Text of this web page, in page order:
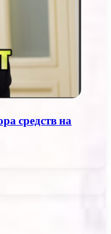
средств на